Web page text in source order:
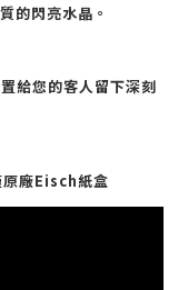
的閃亮水晶。
給您的客人留下深刻
廠Eisch紙盒